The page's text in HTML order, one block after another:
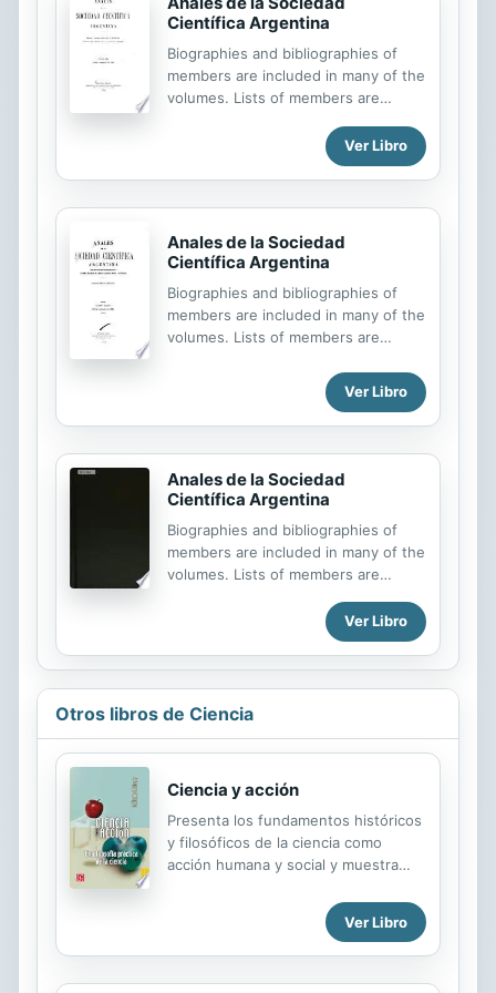
Científica Argentina
Biographies and bibliographies of
members are included in many of the
volumes. Lists of members are
Ver Libro
Anales de la Sociedad
Científica Argentina
Biographies and bibliographies of
members are included in many of the
volumes. Lists of members are
Ver Libro
Anales de la Sociedad
Científica Argentina
Biographies and bibliographies of
members are included in many of the
volumes. Lists of members are
Ver Libro
Otros libros de Ciencia
Ciencia y acción
Presenta los fundamentos históricos
y filosóficos de la ciencia como
acción humana y social y muestra
aplicación concreta en diferentes
aspectos: comunicación de la
ciencia, investigación clínica, política
Ver Libro